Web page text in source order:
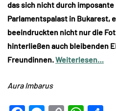
das sich nicht durch
Parlamentspalast in Bukarest,
beeindruckten nicht nur die
hinterließen auch bleibenden
Freundinnen.Weiterlesen…
Aura Imbarus